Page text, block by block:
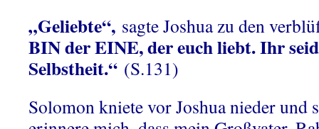
„Geliebte“, sagte Joshua zu den
BIN der EINE, der euch liebt. Ihr
Selbstheit.“ (S.131)
Solomon kniete vor Joshua nieder und